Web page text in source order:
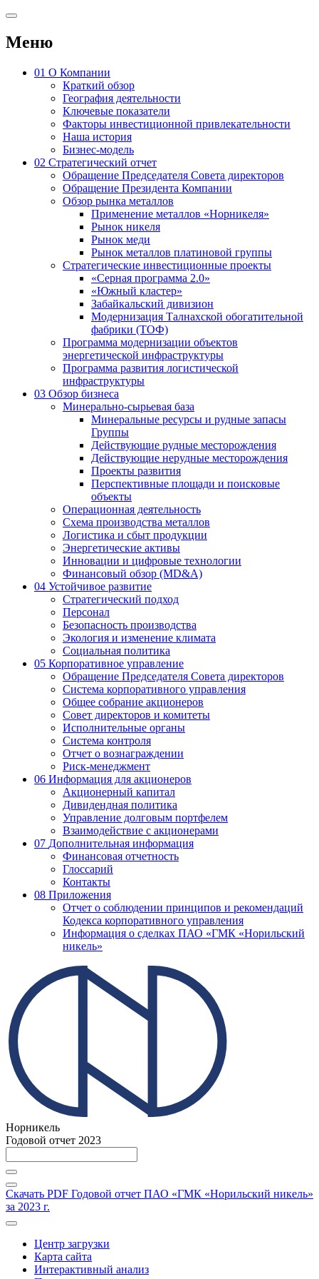
Меню
01 О Компании
Краткий обзор
География деятельности
Ключевые показатели
Факторы инвестиционной привлекательности
Наша история
Бизнес-модель
02 Стратегический отчет
Обращение Председателя Совета директоров
Обращение Президента Компании
Обзор рынка металлов
Применение металлов «Норникеля»
Рынок никеля
Рынок меди
Рынок металлов платиновой группы
Стратегические инвестиционные проекты
«Серная программа 2.0»
«Южный кластер»
Забайкальский дивизион
Модернизация Талнахской обогатительной
фабрики (ТОФ)
Программа модернизации объектов
энергетической инфраструктуры
Программа развития логистической
инфраструктуры
03 Обзор бизнеса
Минерально-сырьевая база
Минеральные ресурсы и рудные запасы
Группы
Действующие рудные месторождения
Действующие нерудные месторождения
Проекты развития
Перспективные площади и поисковые
объекты
Операционная деятельность
Схема производства металлов
Логистика и сбыт продукции
Энергетические активы
Инновации и цифровые технологии
Финансовый обзор (MD&A)
04 Устойчивое развитие
Стратегический подход
Персонал
Безопасность производства
Экология и изменение климата
Социальная политика
05 Корпоративное управление
Обращение Председателя Совета директоров
Система корпоративного управления
Общее собрание акционеров
Совет директоров и комитеты
Исполнительные органы
Система контроля
Отчет о вознаграждении
Риск-менеджмент
06 Информация для акционеров
Акционерный капитал
Дивидендная политика
Управление долговым портфелем
Взаимодействие с акционерами
07 Дополнительная информация
Финансовая отчетность
Глоссарий
Контакты
08 Приложения
Отчет о соблюдении принципов и рекомендаций
Кодекса корпоративного управления
Информация о сделках ПАО «ГМК «Норильский
никель»
Норникель
Годовой отчет 2023
Скачать PDF Годовой отчет ПАО «ГМК «Норильский никель»
за 2023 г.
Центр загрузки
Карта сайта
Интерактивный анализ